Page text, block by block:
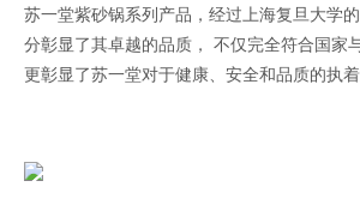
苏一堂紫砂锅系列产品，经过上海复旦大学
分彰显了其卓越的品质， 不仅完全符合国家
更彰显了苏一堂对于健康、安全和品质的执着